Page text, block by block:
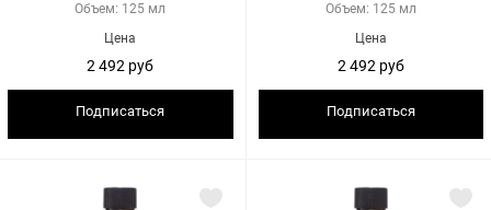
Объем: 125 мл
Цена
2 492 руб
Подписаться
Объем: 125 мл
Цена
2 492 руб
Подписаться